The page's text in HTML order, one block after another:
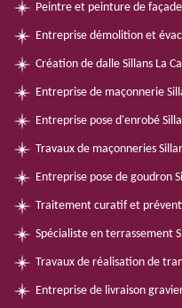
Peintre et peinture de façade
Entreprise démolition et
Création de dalle Sillans La
Entreprise de maçonnerie
Entreprise pose d'enrobé
Travaux de maçonneries
Entreprise pose de goudron
Traitement curatif et
Spécialiste en terrassement
Travaux de réalisation de
Entreprise de livraison